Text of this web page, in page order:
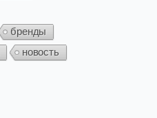
бренды
новость